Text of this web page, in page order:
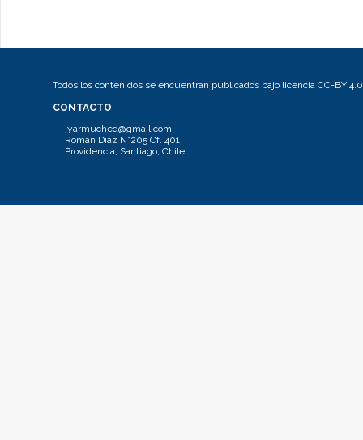
Todos los contenidos se encuentran publicados bajo licencia CC-BY 4.0
CONTACTO
jyarmuched@gmail.com
Román Díaz N°205 Of. 401.
Providencia, Santiago, Chile